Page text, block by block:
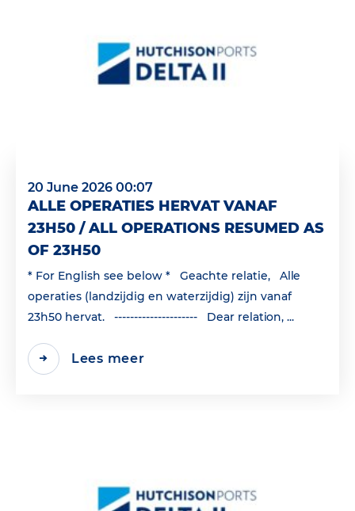
20 June 2026 00:07
ALLE OPERATIES HERVAT VANAF
23H50 / ALL OPERATIONS RESUMED AS
OF 23H50
* For English see below * Geachte relatie, Alle
operaties (landzijdig en waterzijdig) zijn vanaf
23h50 hervat. --------------------- Dear relation, ...
Lees meer